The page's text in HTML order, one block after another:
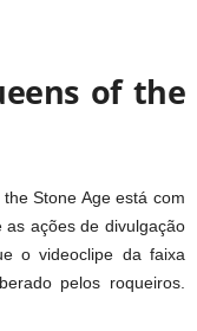
of the
Stone Age está com
as ações de divulgação
o videoclipe da faixa
pelos roqueiros.